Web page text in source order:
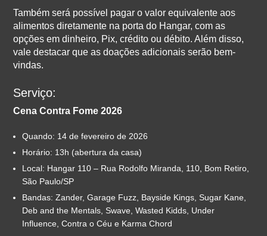
Também será possível pagar o valor equivalente aos
alimentos diretamente na porta do Hangar, com as
opções em dinheiro, Pix, crédito ou débito. Além disso,
vale destacar que as doações adicionais serão bem-
vindas.
Serviço:
Cena Contra Fome 2026
Quando: 14 de fevereiro de 2026
Horário: 13h (abertura da casa)
Local: Hangar 110 – Rua Rodolfo Miranda, 110, Bom Retiro,
São Paulo/SP
Bandas: Zander, Garage Fuzz, Bayside Kings, Sugar Kane,
Deb and the Mentals, Swave, Wasted Kidds, Under
Influence, Contra o Céu e Karma Chord